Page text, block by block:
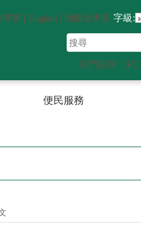
導覽 English 回饋金專區 字級:
熱門搜尋： 宋
便民服務